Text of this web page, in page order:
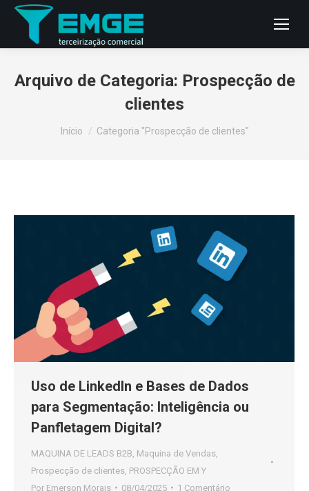
Arquivo de Categoria: Prospecção de
clientes
Você está aqui:
Início Categoria "Prospecção de clientes"
Uso de LinkedIn e Bases de Dados
para Segmentação: Inteligência ou
Panfletagem Digital?
MAQUINA DE LEADS B2B Maquina de Vendas
Prospecção de clientes PROSPECÇÃO EM Y
Por Emerson Morais 08/04/2025 1 Comentário